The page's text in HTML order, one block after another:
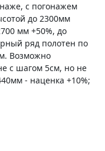
с погонажем
до 2300мм
мм +50%, до
ряд полотен по
Возможно
с шагом 5см, но не
- наценка +10%;